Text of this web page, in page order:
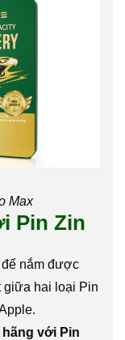
Max
Pin Zin
nắm được
giữa hai loại Pin
hãng với Pin